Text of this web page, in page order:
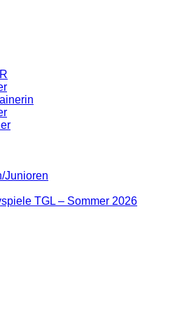
Junioren
TGL – Sommer 2026